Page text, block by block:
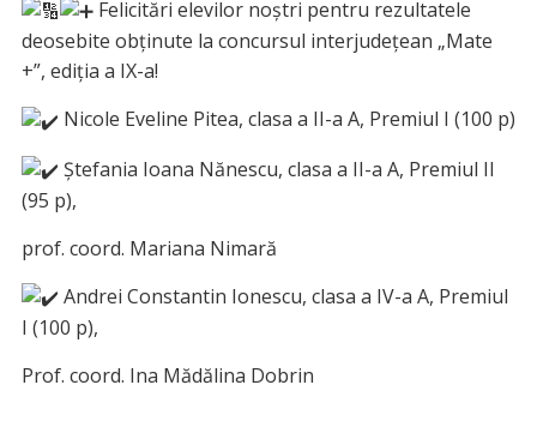
Felicitări elevilor noștri pentru rezultatele
deosebite obținute la concursul interjudețean „Mate
+”, ediția a IX-a!
Nicole Eveline Pitea, clasa a II-a A, Premiul I (100 p)
Ștefania Ioana Nănescu, clasa a II-a A, Premiul II
(95 p),
prof. coord. Mariana Nimară
Andrei Constantin Ionescu, clasa a IV-a A, Premiul
I (100 p),
Prof. coord. Ina Mădălina Dobrin